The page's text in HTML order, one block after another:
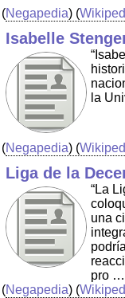
(Negapedia) (
Isabelle
la
(Negapedia) (
Liga de la
“La
una
pro
(Negapedia) (